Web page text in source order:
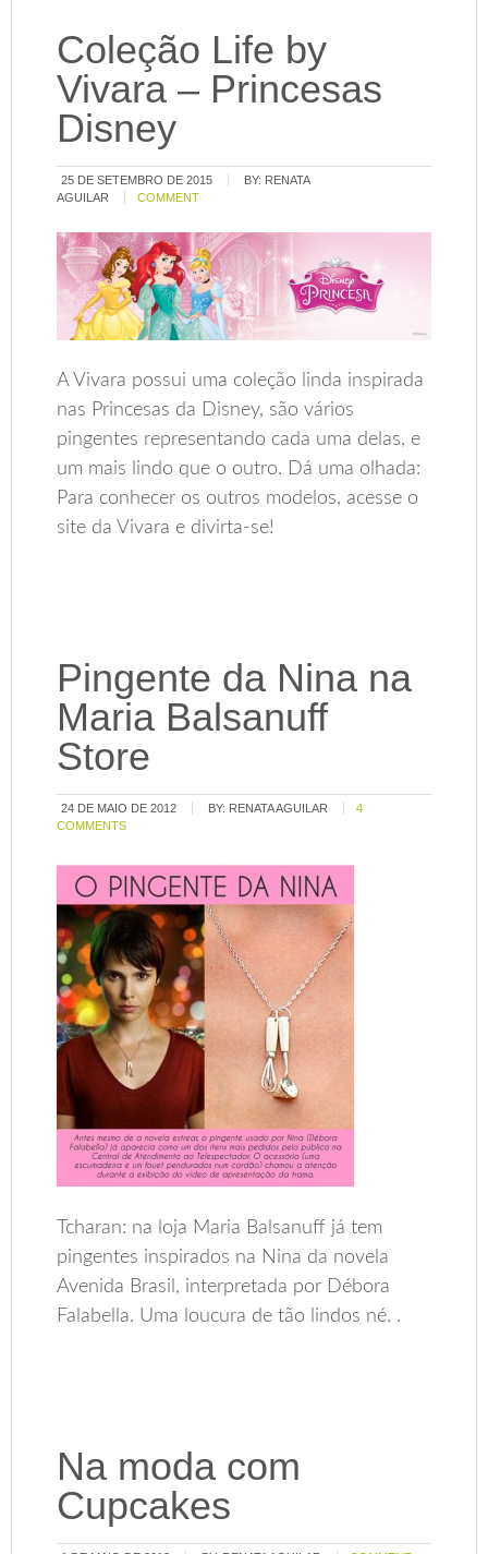
Coleção Life by
Vivara – Princesas
Disney
25 DE SETEMBRO DE 2015 BY: RENATA
AGUILAR
COMMENT
A Vivara possui uma coleção linda inspirada
nas Princesas da Disney, são vários
pingentes representando cada uma delas, e
um mais lindo que o outro. Dá uma olhada:
Para conhecer os outros modelos, acesse o
site da Vivara e divirta-se!
Pingente da Nina na
Maria Balsanuff
Store
24 DE MAIO DE 2012 BY: RENATA AGUILAR
4
COMMENTS
Tcharan: na loja Maria Balsanuff já tem
pingentes inspirados na Nina da novela
Avenida Brasil, interpretada por Débora
Falabella. Uma loucura de tão lindos né. .
Na moda com
Cupcakes